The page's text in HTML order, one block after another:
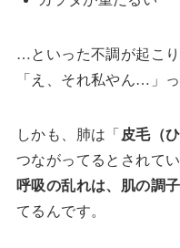
…といった不調が起こり
「え、それ私やん…」
しかも、肺は「 皮毛（
つながってるとされてい
呼吸の乱れは、肌の調
てるんです。